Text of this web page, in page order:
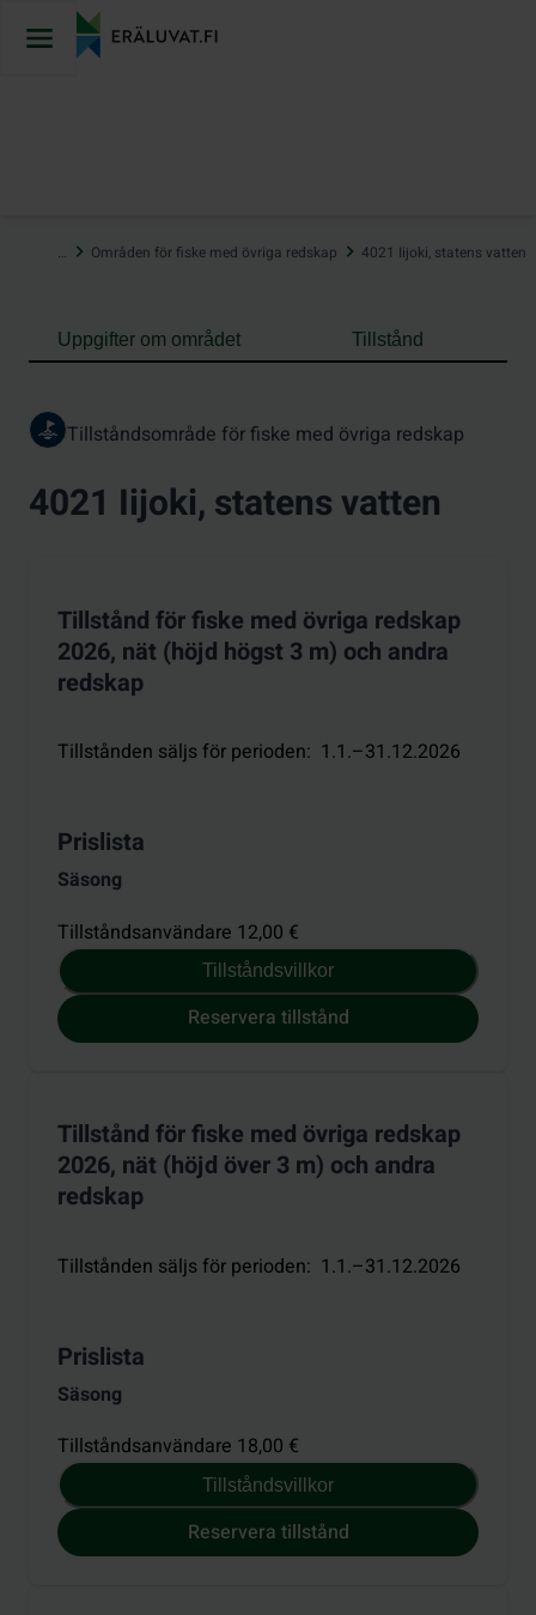
… Områden för fiske med övriga redskap 4021 Iijoki, statens vatten
Uppgifter om området Tillstånd
Tillståndsområde för fiske med övriga redskap
4021 Iijoki, statens vatten
Tillstånd för fiske med övriga redskap
2026, nät (höjd högst 3 m) och andra
redskap
Tillstånden säljs för perioden: 1.1.–31.12.2026
Prislista
Säsong
Tillståndsanvändare 12,00 €
Tillståndsvillkor
Reservera tillstånd
Tillstånd för fiske med övriga redskap
2026, nät (höjd över 3 m) och andra
redskap
Tillstånden säljs för perioden: 1.1.–31.12.2026
Prislista
Säsong
Tillståndsanvändare 18,00 €
Tillståndsvillkor
Reservera tillstånd